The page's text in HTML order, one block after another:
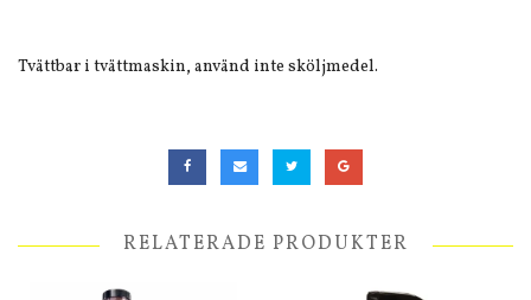
Tvättbar i tvättmaskin, använd inte sköljmedel.
RELATERADE PRODUKTER